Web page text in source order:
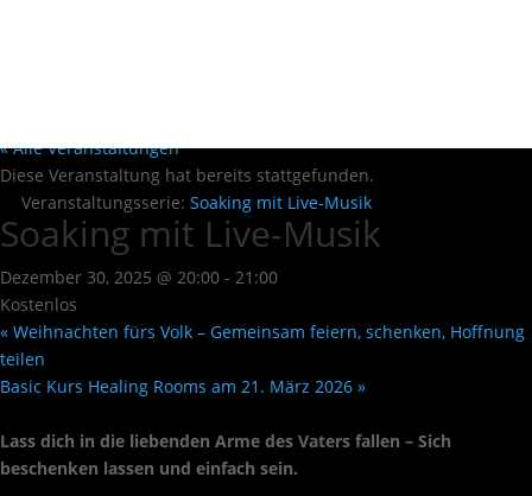
« Alle Veranstaltungen
Diese Veranstaltung hat bereits stattgefunden.
Veranstaltungsserie: Soaking mit Live-Musik
Soaking mit Live-Musik
Dezember 30, 2025 @ 20:00 - 21:00
Kostenlos
« Weihnachten fürs Volk – Gemeinsam feiern, schenken, Hoffnung
teilen
Basic Kurs Healing Rooms am 21. März 2026 »
Lass dich in die liebenden Arme des Vaters fallen – Sich
beschenken lassen und einfach sein.